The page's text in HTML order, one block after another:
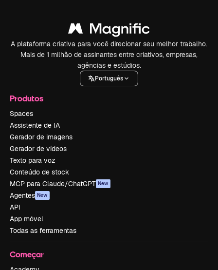
A plataforma criativa para você direcionar seu melhor trabalho.
Mais de 1 milhão de assinantes entre criativos, empresas,
agências e estúdios.
Português
Produtos
Spaces
Assistente de IA
Gerador de imagens
Gerador de vídeos
Texto para voz
Conteúdo de stock
MCP para Claude/ChatGPT New
Agentes New
API
App móvel
Todas as ferramentas
Começar